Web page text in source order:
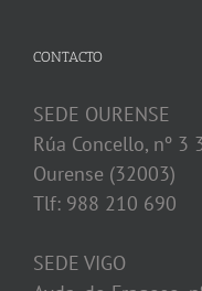
CONTACTO
SEDE OURENSE
Rúa Concello, nº 3
Ourense (32003)
Tlf: 988 210 690
SEDE VIGO